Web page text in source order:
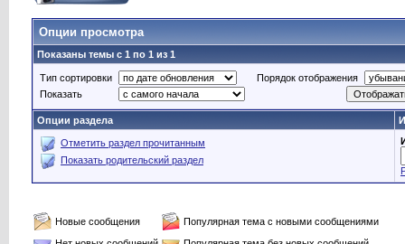
Опции просмотра
Показаны темы с 1 по 1 из 1
Тип сортировки
Порядок отображения
Показать
Опции раздела
Отметить раздел прочитанным
Показать родительский раздел
Новые сообщения
Популярная тема с новыми сообщениями